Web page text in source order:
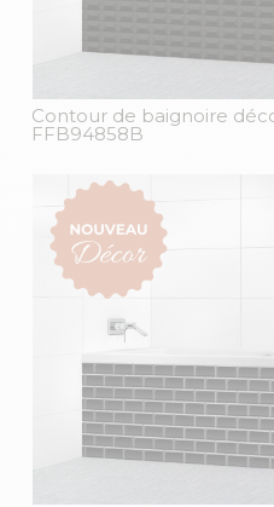
Contour de baignoire
FFB94858B